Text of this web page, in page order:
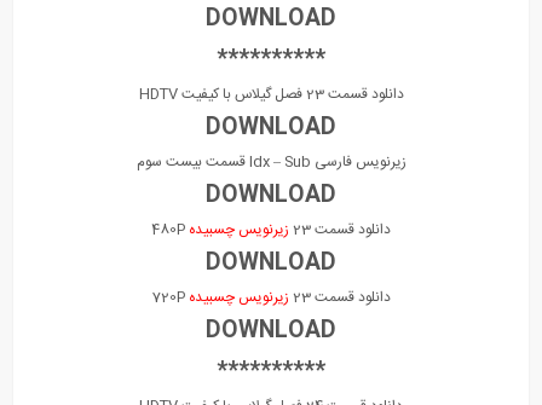
DOWNLOAD
**********
دانلود قسمت 23 فصل گیلاس با کیفیت HDTV
DOWNLOAD
زیرنویس فارسی Idx – Sub قسمت بیست سوم
DOWNLOAD
دانلود قسمت 23 زیرنویس چسبیده
DOWNLOAD
دانلود قسمت 23 زیرنویس چسبیده 720P
DOWNLOAD
**********